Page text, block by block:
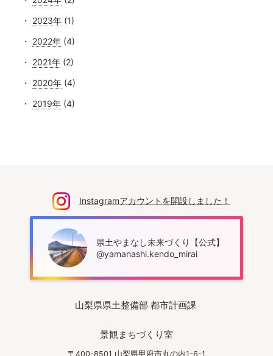
2023年(1)
2022年(4)
2021年(2)
2020年(4)
2019年(4)
Instagramアカウントを開設しました！
県土やまなし未来づくり【公式】
@yamanashi.kendo_mirai
山梨県県土整備部 都市計画課
景観まちづくり室
〒400-8501 山梨県甲府市丸の内1-6-1